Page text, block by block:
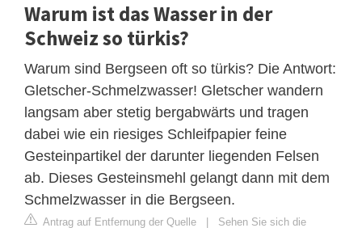
Warum ist das Wasser in der
Schweiz so türkis?
Warum sind Bergseen oft so türkis? Die Antwort:
Gletscher-Schmelzwasser! Gletscher wandern
langsam aber stetig bergabwärts und tragen
dabei wie ein riesiges Schleifpapier feine
Gesteinpartikel der darunter liegenden Felsen
ab. Dieses Gesteinsmehl gelangt dann mit dem
Schmelzwasser in die Bergseen.
Antrag auf Entfernung der Quelle
Sehen Sie sich die